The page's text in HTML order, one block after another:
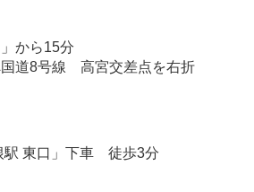
から15分
国道8号線 高宮交差点を右折
駅 東口」下車 徒歩3分